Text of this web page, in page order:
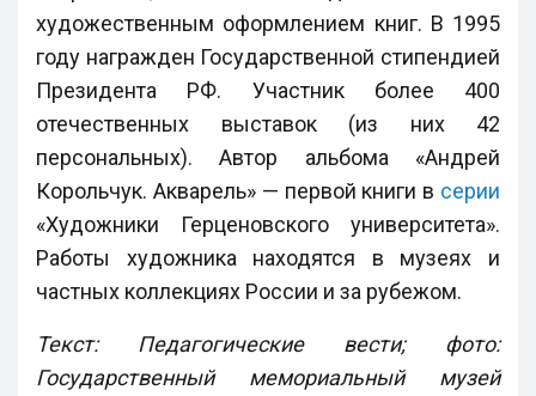
художественным оформлением книг. В 1995
году награжден Государственной стипендией
Президента РФ. Участник более 400
отечественных выставок (из них 42
персональных). Автор альбома «Андрей
Корольчук. Акварель» — первой книги в серии
«Художники Герценовского университета».
Работы художника находятся в музеях и
частных коллекциях России и за рубежом.
Текст: Педагогические вести; фото:
Государственный мемориальный музей